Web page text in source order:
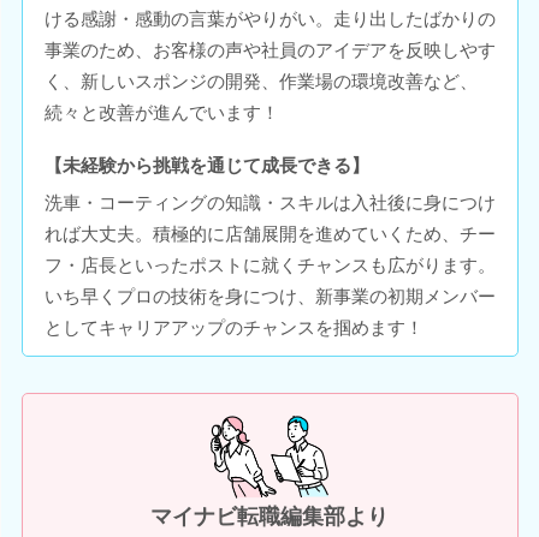
ける感謝・感動の言葉がやりがい。走り出したばかりの
事業のため、お客様の声や社員のアイデアを反映しやす
く、新しいスポンジの開発、作業場の環境改善など、
続々と改善が進んでいます！
【未経験から挑戦を通じて成長できる】
洗車・コーティングの知識・スキルは入社後に身につけ
れば大丈夫。積極的に店舗展開を進めていくため、チー
フ・店長といったポストに就くチャンスも広がります。
いち早くプロの技術を身につけ、新事業の初期メンバー
としてキャリアアップのチャンスを掴めます！
マイナビ転職編集部より